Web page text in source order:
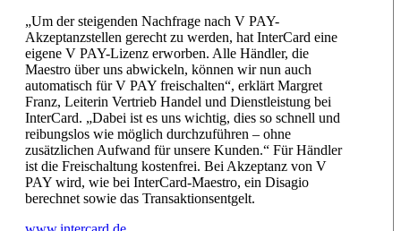
„Um der steigenden Nachfrage nach V PAY-
Akzeptanzstellen gerecht zu werden, hat InterCard eine
eigene V PAY-Lizenz erworben. Alle Händler, die
Maestro über uns abwickeln, können wir nun auch
automatisch für V PAY freischalten“, erklärt Margret
Franz, Leiterin Vertrieb Handel und Dienstleistung bei
InterCard. „Dabei ist es uns wichtig, dies so schnell und
reibungslos wie möglich durchzuführen – ohne
zusätzlichen Aufwand für unsere Kunden.“ Für Händler
ist die Freischaltung kostenfrei. Bei Akzeptanz von V
PAY wird, wie bei InterCard-Maestro, ein Disagio
berechnet sowie das Transaktionsentgelt.